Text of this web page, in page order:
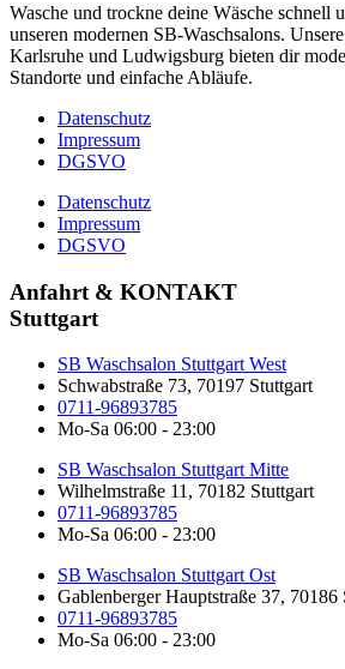
Wasche und trockne deine Wäsche schnell
unseren modernen SB-Waschsalons.
Karlsruhe und Ludwigsburg bieten dir
Standorte und einfache Abläufe.
Datenschutz
Impressum
DGSVO
Datenschutz
Impressum
DGSVO
Anfahrt & KONTAKT
Stuttgart
SB Waschsalon Stuttgart West
Schwabstraße 73, 70197 Stuttgart
0711-96893785
Mo-Sa 06:00 - 23:00
SB Waschsalon Stuttgart Mitte
Wilhelmstraße 11, 70182 Stuttgart​
0711-96893785
Mo-Sa 06:00 - 23:00
SB Waschsalon Stuttgart Ost
Gablenberger Hauptstraße 37, 70186
0711-96893785
Mo-Sa 06:00 - 23:00